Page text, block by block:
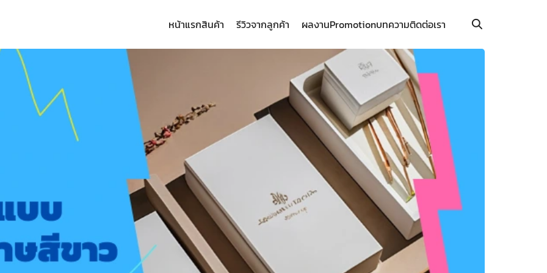
หน้าแรกสินค้า รีวิวจากลูกค้า ผลงานPromotionบทความติดต่อเรา